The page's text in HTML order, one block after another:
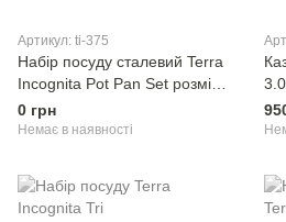
Артикул: ti-375
Набір посуду сталевий Terra
Incognita Pot Pan Set розмір
S
0 грн
Немає в наявності
3.0